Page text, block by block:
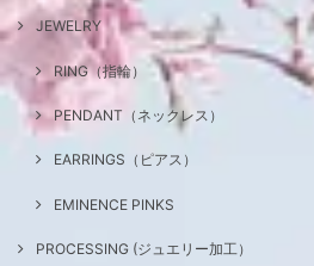
JEWELRY
RING（指輪）
PENDANT（ネックレス）
EARRINGS（ピアス）
EMINENCE PINKS
PROCESSING (ジュエリー加工）